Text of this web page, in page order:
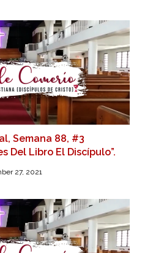
Semana 88, #3
Del Libro El Discípulo”.
27, 2021